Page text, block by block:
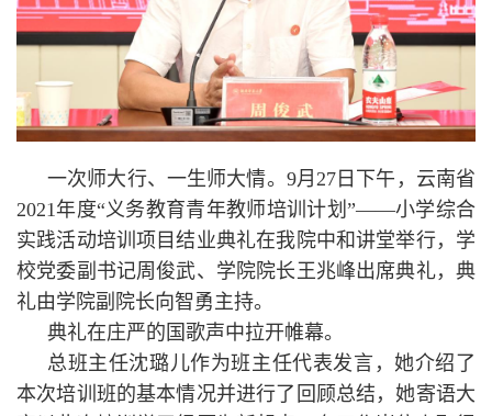
一次师大行、一生师大情。9月27日下午，云南省
2021年度“义务教育青年教师培训计划”——小学综合
实践活动培训项目结业典礼在我院中和讲堂举行，学
校党委副书记周俊武、学院院长王兆峰出席典礼，典
礼由学院副院长向智勇主持。
典礼在庄严的国歌声中拉开帷幕。
总班主任沈璐儿作为班主任代表发言，她介绍了
本次培训班的基本情况并进行了回顾总结，她寄语大